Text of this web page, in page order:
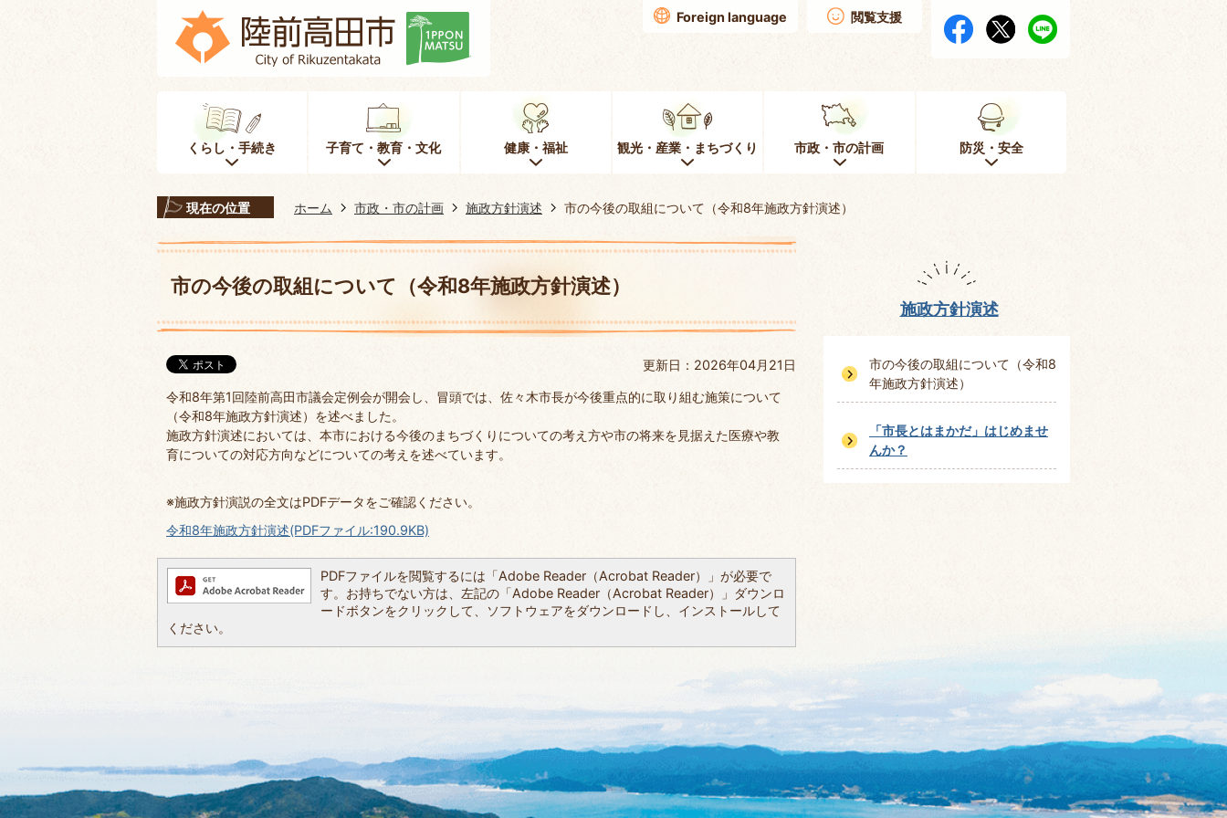
Foreign language 閲覧支援
くらし・手続き 子育て・教育・文化 健康・福祉 観光・産業・まちづくり 市政・市の計画 防災・安全
現在の位置 ホーム 市政・市の計画 施政方針演述 市の今後の取組について（令和8年施政方針演述）
市の今後の取組について（令和8年施政方針演述）
更新日：2026年04月21日
令和8年第1回陸前高田市議会定例会が開会し、冒頭では、佐々木市長が今後重点的に取り組む施策について
（令和8年施政方針演述）を述べました。
施政方針演述においては、本市における今後のまちづくりについての考え方や市の将来を見据えた医療や教
育についての対応方向などについての考えを述べています。
​※施政方針演説の全文はPDFデータをご確認ください。
令和8年施政方針演述(PDFファイル:190.9KB)
PDFファイルを閲覧するには「Adobe Reader（Acrobat Reader）」が必要で
す。お持ちでない方は、左記の「Adobe Reader（Acrobat Reader）」ダウンロ
ードボタンをクリックして、ソフトウェアをダウンロードし、インストールして
ください。
施政方針演述
市の今後の取組について（令和8
年施政方針演述）
「市長とはまかだ」はじめませ
んか？